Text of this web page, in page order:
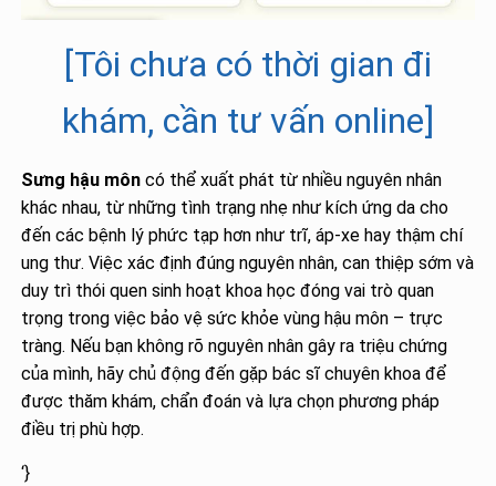
[Tôi chưa có thời gian đi
khám, cần tư vấn online]
Sưng hậu môn có thể xuất phát từ nhiều nguyên nhân
khác nhau, từ những tình trạng nhẹ như kích ứng da cho
đến các bệnh lý phức tạp hơn như trĩ, áp-xe hay thậm chí
ung thư. Việc xác định đúng nguyên nhân, can thiệp sớm và
duy trì thói quen sinh hoạt khoa học đóng vai trò quan
trọng trong việc bảo vệ sức khỏe vùng hậu môn – trực
tràng. Nếu bạn không rõ nguyên nhân gây ra triệu chứng
của mình, hãy chủ động đến gặp bác sĩ chuyên khoa để
được thăm khám, chẩn đoán và lựa chọn phương pháp
điều trị phù hợp.
‘}